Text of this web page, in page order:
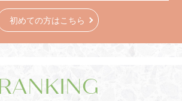
初めての方はこちら